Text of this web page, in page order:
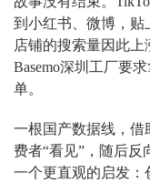
到小红书、微博，贴
店铺的搜索量因此上
Basemo深圳工厂要
单。
一根国产数据线，借
费者“看见”，随后
一个更直观的启发：